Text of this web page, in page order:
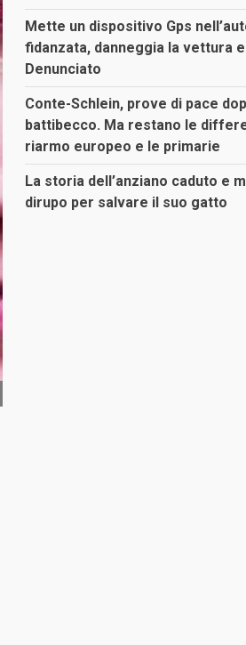
Mette un dispositivo Gps
fidanzata, danneggia la vettura
Denunciato
Conte-Schlein, prove di pace
battibecco. Ma restano le
riarmo europeo e le primarie
La storia dell’anziano caduto e
dirupo per salvare il suo gatto